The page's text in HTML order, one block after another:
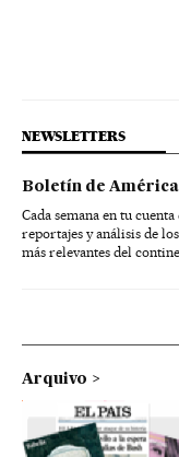
NEWSLETTERS
Boletín de América
Cada semana en tu
reportajes y análisis de
más relevantes del
Arquivo